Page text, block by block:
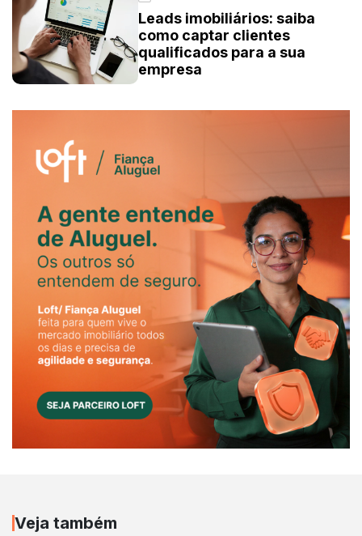
Leads imobiliários: saiba
como captar clientes
qualificados para a sua
empresa
Veja também